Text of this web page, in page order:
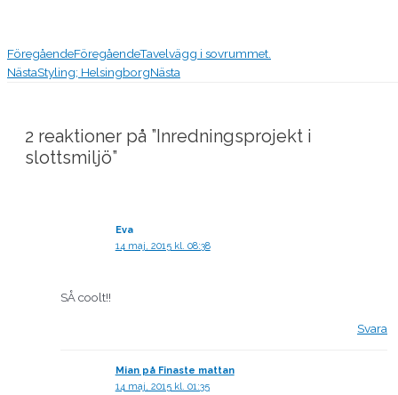
FöregåendeFöregåendeTavelvägg i sovrummet.
NästaStyling; HelsingborgNästa
2 reaktioner på ”Inredningsprojekt i
slottsmiljö”
Eva
14 maj, 2015 kl. 08:38
SÅ coolt!!
Svara
Mian på Finaste mattan
14 maj, 2015 kl. 01:35